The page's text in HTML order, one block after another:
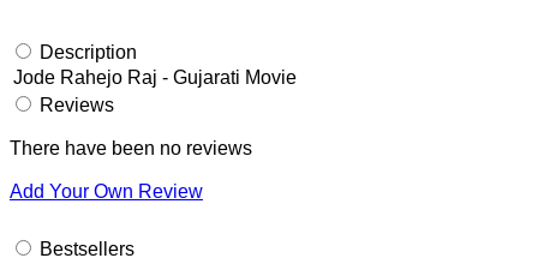
Description
Jode Rahejo Raj - Gujarati Movie
Reviews
There have been no reviews
Add Your Own Review
Bestsellers